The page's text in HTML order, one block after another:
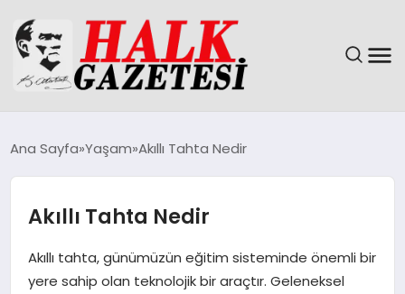
DÜNYA
EĞITIM
EKONOMI
Ana Sayfa Yaşam Akıllı Tahta Nedir
Akıllı Tahta Nedir
Akıllı tahta, günümüzün eğitim sisteminde önemli bir
yere sahip olan teknolojik bir araçtır. Geleneksel